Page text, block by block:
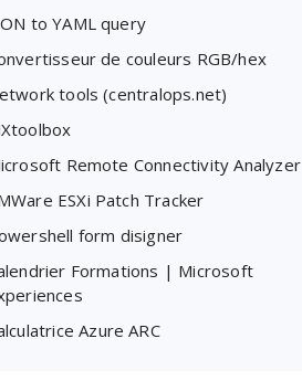
to YAML query
de couleurs RGB/hex
tools (centralops.net)
Remote Connectivity Analyzer
ESXi Patch Tracker
form disigner
Formations | Microsoft
Azure ARC